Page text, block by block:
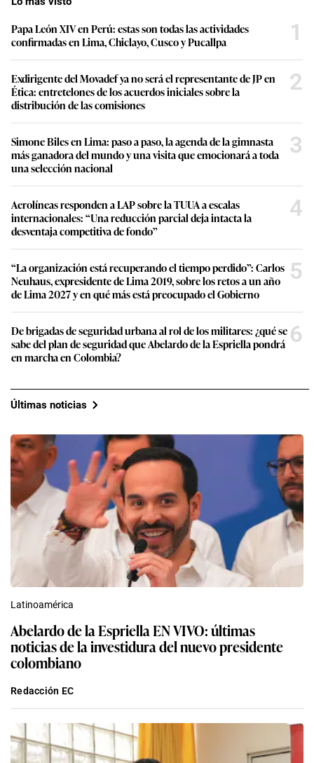
Papa León XIV en Perú: estas son todas las actividades
confirmadas en Lima, Chiclayo, Cusco y Pucallpa
1
Exdirigente del Movadef ya no será el representante de JP en
Ética: entretelones de los acuerdos iniciales sobre la
distribución de las comisiones
2
Simone Biles en Lima: paso a paso, la agenda de la gimnasta
más ganadora del mundo y una visita que emocionará a toda
una selección nacional
3
Aerolíneas responden a LAP sobre la TUUA a escalas
internacionales: “Una reducción parcial deja intacta la
desventaja competitiva de fondo”
4
“La organización está recuperando el tiempo perdido”: Carlos
Neuhaus, expresidente de Lima 2019, sobre los retos a un año
de Lima 2027 y en qué más está preocupado el Gobierno
5
De brigadas de seguridad urbana al rol de los militares: ¿qué se
sabe del plan de seguridad que Abelardo de la Espriella pondrá
en marcha en Colombia?
6
Últimas noticias
Latinoamérica
Abelardo de la Espriella EN VIVO: últimas
noticias de la investidura del nuevo presidente
colombiano
Redacción EC